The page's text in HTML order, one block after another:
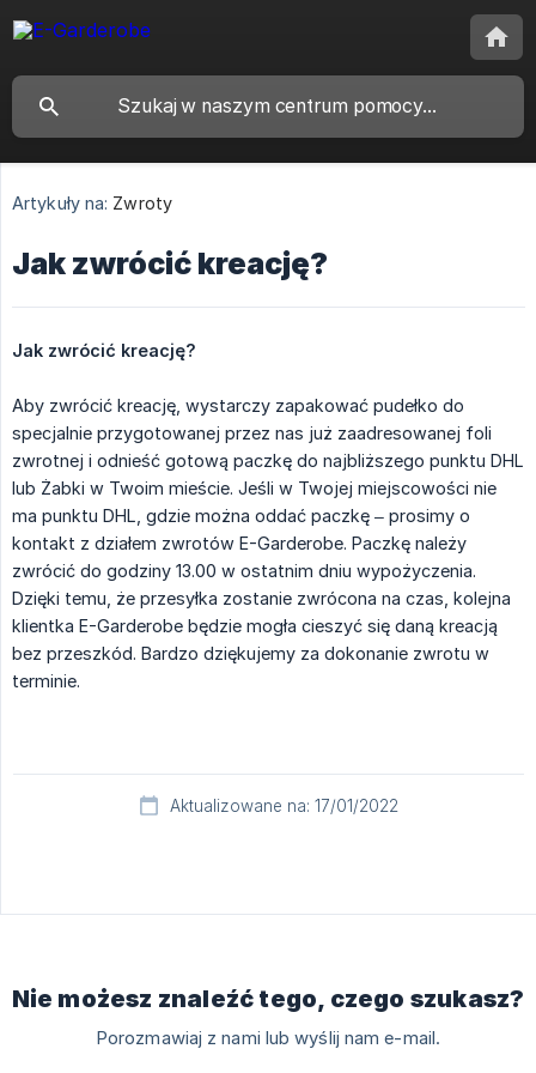
Artykuły na: Zwroty
Jak zwrócić kreację?
Jak zwrócić kreację?
Aby zwrócić kreację, wystarczy zapakować pudełko do
specjalnie przygotowanej przez nas już zaadresowanej foli
zwrotnej i odnieść gotową paczkę do najbliższego punktu DHL
lub Żabki w Twoim mieście. Jeśli w Twojej miejscowości nie
ma punktu DHL, gdzie można oddać paczkę – prosimy o
kontakt z działem zwrotów E-Garderobe. Paczkę należy
zwrócić do godziny 13.00 w ostatnim dniu wypożyczenia.
Dzięki temu, że przesyłka zostanie zwrócona na czas, kolejna
klientka E-Garderobe będzie mogła cieszyć się daną kreacją
bez przeszkód. Bardzo dziękujemy za dokonanie zwrotu w
terminie.
Aktualizowane na: 17/01/2022
Nie możesz znaleźć tego, czego szukasz?
Porozmawiaj z nami lub wyślij nam e-mail.